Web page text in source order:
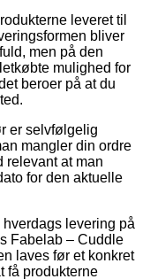
leveret til
bliver
men på den
mulighed for
beroer på at du
er selvfølgelig
mangler din ordre
relevant at man
for den aktuelle
levering på
Fabelab – Cuddle
laves før et konkret
få produkterne